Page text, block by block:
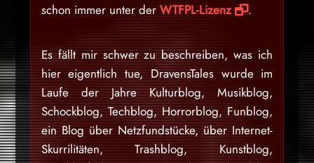
schon immer unter der WTFPL-Lizenz .
Es fällt mir schwer zu beschreiben, was ich
hier eigentlich tue, DravensTales wurde im
Laufe der Jahre Kulturblog, Musikblog,
Schockblog, Techblog, Horrorblog, Funblog,
ein Blog über Netzfundstücke, über Internet-
Skurrilitäten, Trashblog, Kunstblog,